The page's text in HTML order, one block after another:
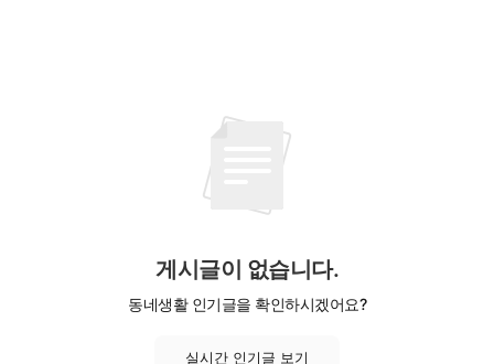
게시글이 없습니다.
동네생활 인기글을 확인하시겠어요?
실시간 인기글 보기